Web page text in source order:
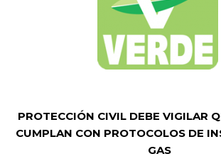
PROTECCIÓN CIVIL DEBE VIGILAR
CUMPLAN CON PROTOCOLOS DE
GAS